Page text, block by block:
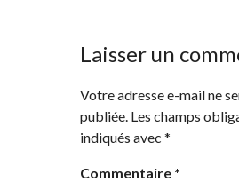
Laisser un
Votre adresse e-mail ne
publiée. Les champs
indiqués avec *
Commentaire *